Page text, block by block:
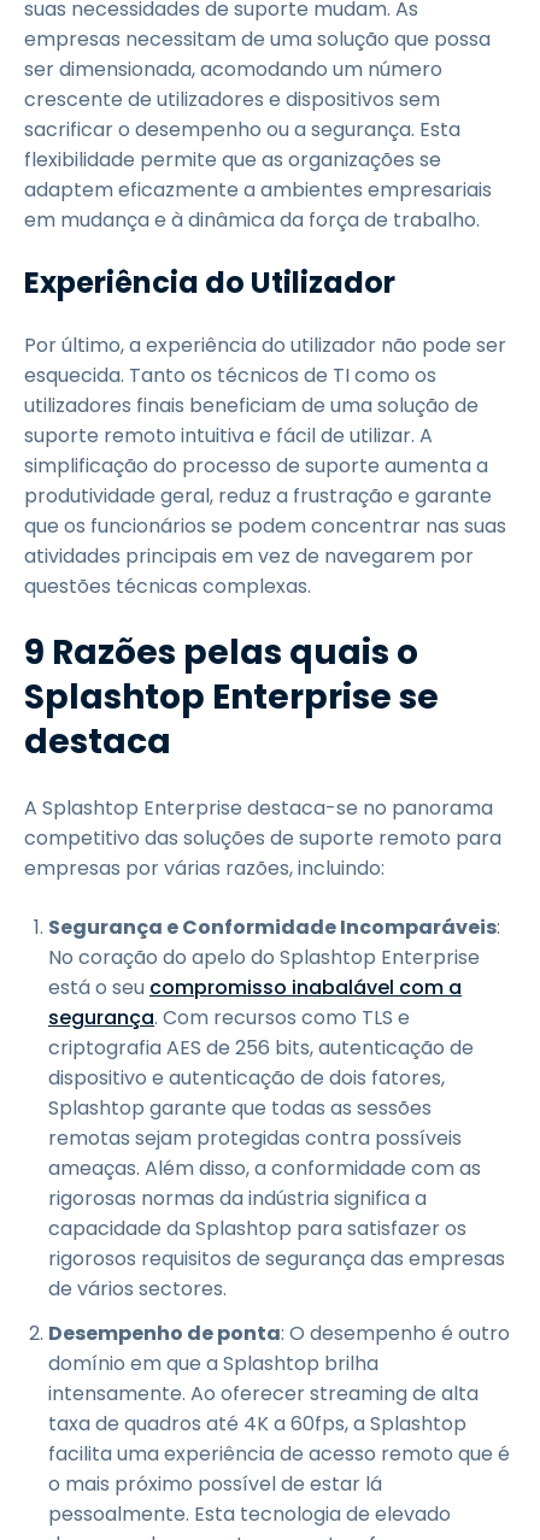
suas necessidades de suporte mudam. As
empresas necessitam de uma solução que possa
ser dimensionada, acomodando um número
crescente de utilizadores e dispositivos sem
sacrificar o desempenho ou a segurança. Esta
flexibilidade permite que as organizações se
adaptem eficazmente a ambientes empresariais
em mudança e à dinâmica da força de trabalho.
Experiência do Utilizador
Por último, a experiência do utilizador não pode ser
esquecida. Tanto os técnicos de TI como os
utilizadores finais beneficiam de uma solução de
suporte remoto intuitiva e fácil de utilizar. A
simplificação do processo de suporte aumenta a
produtividade geral, reduz a frustração e garante
que os funcionários se podem concentrar nas suas
atividades principais em vez de navegarem por
questões técnicas complexas.
9 Razões pelas quais o
Splashtop Enterprise se
destaca
A Splashtop Enterprise destaca-se no panorama
competitivo das soluções de suporte remoto para
empresas por várias razões, incluindo:
Segurança e Conformidade Incomparáveis:
No coração do apelo do Splashtop Enterprise
está o seu compromisso inabalável com a
segurança. Com recursos como TLS e
criptografia AES de 256 bits, autenticação de
dispositivo e autenticação de dois fatores,
Splashtop garante que todas as sessões
remotas sejam protegidas contra possíveis
ameaças. Além disso, a conformidade com as
rigorosas normas da indústria significa a
capacidade da Splashtop para satisfazer os
rigorosos requisitos de segurança das empresas
de vários sectores.
Desempenho de ponta: O desempenho é outro
domínio em que a Splashtop brilha
intensamente. Ao oferecer streaming de alta
taxa de quadros até 4K a 60fps, a Splashtop
facilita uma experiência de acesso remoto que é
o mais próximo possível de estar lá
pessoalmente. Esta tecnologia de elevado